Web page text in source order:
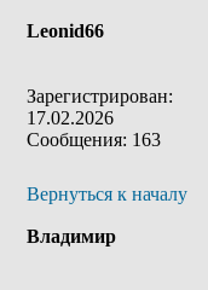
Leonid66
Зарегистрирован:
17.02.2026
Сообщения: 163
Вернуться к началу
Владимир